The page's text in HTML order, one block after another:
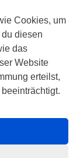
Cookies, um
diesen
das
Website
erteilst,